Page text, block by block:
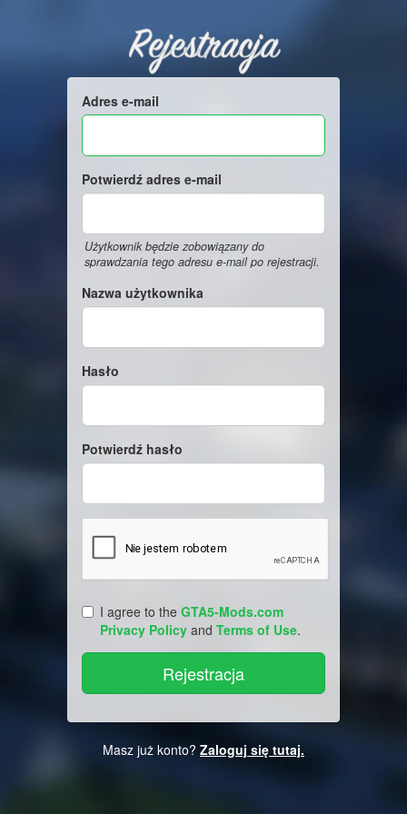
Rejestracja
Adres e-mail
Potwierdź adres e-mail
Użytkownik będzie zobowiązany do
sprawdzania tego adresu e-mail po rejestracji.
Nazwa użytkownika
Hasło
Potwierdź hasło
I agree to the GTA5-Mods.com
Privacy Policy and Terms of Use.
Masz już konto? Zaloguj się tutaj.